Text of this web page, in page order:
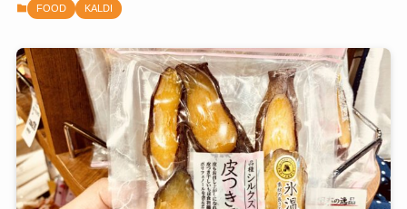
FOOD KALDI